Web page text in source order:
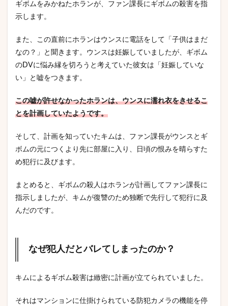
ギボムをみかねたホランが、ファン課長にギボムの殺害を指
示します。
また、この直前にホランはウンスに電話をして「子供はまだ
なの？」と聞きます。ウンスは妊娠していましたが、ギボム
のDVに悩み縁を切ろうと考えていた彼女は「妊娠していな
い」と嘘をつきます。
この嘘が許せなかったホランは、ウンスに濡れ衣をきせるこ
とを計画していたようです。
そして、計画を知っていたキムは、ファン課長がウンスとギ
ボムの元につくより先に部屋に入り、日頃の恨みを晴らすた
め犯行に及びます。
まとめると、ギボムの殺人はホランが計画してファン課長に
指示しましたが、キムが復讐のため独断で先行して犯行に及
んだのです。
なぜ犯人だとバレてしまったのか？
キムによるギボム殺害は緻密に計画が立てられていました。
それはマンションに仕掛けられている防犯カメラの機能を停